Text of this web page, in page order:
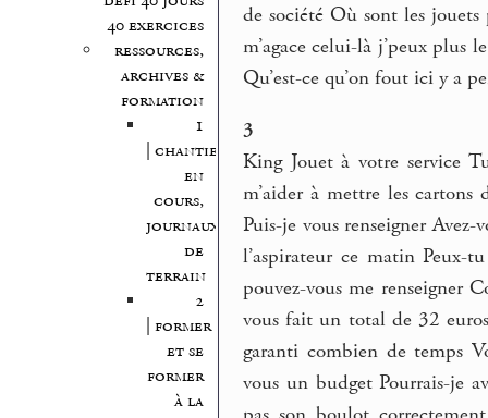
40 exercices
ressources,
archives &
formation
1
| chantiers
en
cours,
journaux
de
terrain
2
| former
et se
former
à la
de société Où sont les
m’agace celui-là j’peux plus
Qu’est-ce qu’on fout ici y a
3
King Jouet à votre service
m’aider à mettre les
Puis-je vous renseigner Avez-
l’aspirateur ce matin Peux-
pouvez-vous me renseigner
vous fait un total de 32
garanti combien de temps
vous un budget Pourrais-je